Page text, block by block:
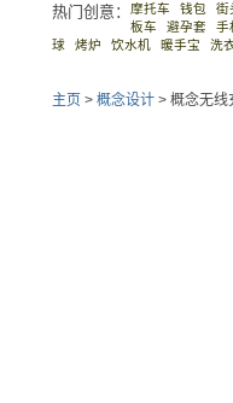
热门创意： 摩托车 钱包 街
板车
避孕套 手
球
烤炉 饮水机 暖手宝 洗
主页 > 概念设计> 概念无线